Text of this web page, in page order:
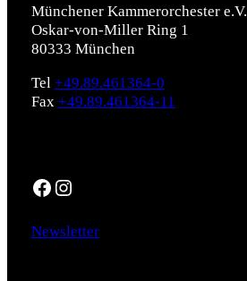
Münchener Kammerorchester e.V.
Oskar-von-Miller Ring 1
80333 München
Tel +49.89.461364-0
Fax +49.89.461364-11
Facebook Instagram
Newsletter